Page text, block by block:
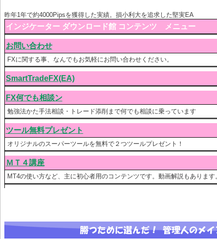
昨年1年で約4000Pipsを獲得した実績。損小利大を追求した堅実EA
インジケーター ダウンロード館 コンテンツ メニュー
お問い合わせ
FXに関する事、なんでもお気軽にお問い合わせください。
SmartTradeFX(EA)
FX何でも相談ン
勉強法かた手法相談・トレード添削まで何でも相談に乗っています
ツール無料プレゼント
オリジナルのスーパーツールを無料で２つツールプレゼント！
ＭＴ４講座
MT4の使い方など、主に初心者用のコンテンツです。動画解説もあります